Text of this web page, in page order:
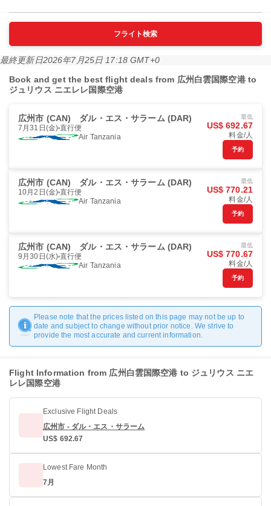
フライト検索
最終更新日2026年7月25日 17:18 GMT+0
Book and get the best flight deals from 広州白雲国際空港 to
ジュリウス ニエレレ国際空港
広州市 (CAN) ダル・エス・サラーム (DAR)
7月31日(金) 直行便
Air Tanzania
最低
US$ 692.67
料金/人
予約
広州市 (CAN) ダル・エス・サラーム (DAR)
10月2日(金) 直行便
Air Tanzania
最低
US$ 770.21
料金/人
予約
広州市 (CAN) ダル・エス・サラーム (DAR)
9月30日(水) 直行便
Air Tanzania
最低
US$ 770.67
料金/人
予約
Please note that the prices listed on this page may not be up to
date and subject to change without prior notice. We strive to
provide the most accurate and current information.
Flight Information from 広州白雲国際空港 to ジュリウス ニエ
レレ国際空港
Exclusive Flight Deals
広州市 - ダル・エス・サラーム
US$ 692.67
Lowest Fare Month
7月